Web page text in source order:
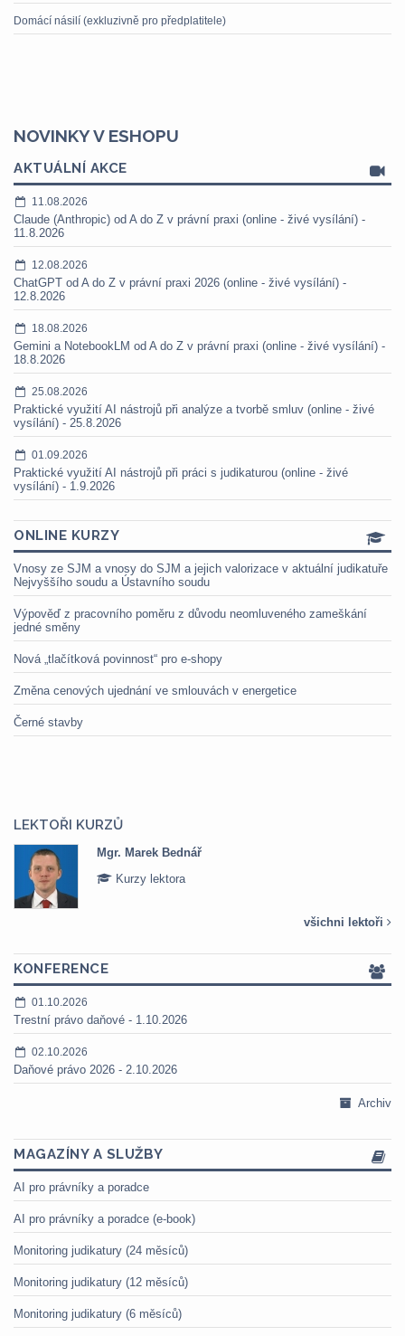
Domácí násilí (exkluzivně pro předplatitele)
NOVINKY V ESHOPU
AKTUÁLNÍ AKCE
11.08.2026
Claude (Anthropic) od A do Z v právní praxi (online - živé vysílání) -
11.8.2026
12.08.2026
ChatGPT od A do Z v právní praxi 2026 (online - živé vysílání) -
12.8.2026
18.08.2026
Gemini a NotebookLM od A do Z v právní praxi (online - živé vysílání) -
18.8.2026
25.08.2026
Praktické využití AI nástrojů při analýze a tvorbě smluv (online - živé
vysílání) - 25.8.2026
01.09.2026
Praktické využití AI nástrojů při práci s judikaturou (online - živé
vysílání) - 1.9.2026
ONLINE KURZY
Vnosy ze SJM a vnosy do SJM a jejich valorizace v aktuální judikatuře
Nejvyššího soudu a Ústavního soudu
Výpověď z pracovního poměru z důvodu neomluveného zameškání
jedné směny
Nová „tlačítková povinnost“ pro e-shopy
Změna cenových ujednání ve smlouvách v energetice
Černé stavby
LEKTOŘI KURZŮ
Mgr. Marek Bednář
Kurzy lektora
všichni lektoři
KONFERENCE
01.10.2026
Trestní právo daňové - 1.10.2026
02.10.2026
Daňové právo 2026 - 2.10.2026
Archiv
MAGAZÍNY A SLUŽBY
AI pro právníky a poradce
AI pro právníky a poradce (e-book)
Monitoring judikatury (24 měsíců)
Monitoring judikatury (12 měsíců)
Monitoring judikatury (6 měsíců)